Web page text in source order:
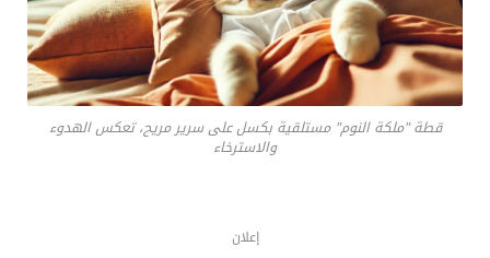
قطة "ملكة النوم" مستلقية بكسل على سرير مريح، تعكس الهدوء
والاسترخاء
إعلان